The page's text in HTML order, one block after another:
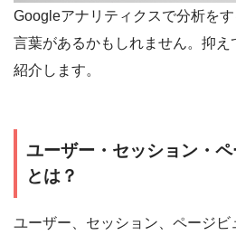
Googleアナリティクスで分析を
言葉があるかもしれません。抑
紹介します。
ユーザー・セッション・
とは？
ユーザー、セッション、ページ